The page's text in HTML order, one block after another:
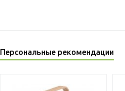
Персональные рекомендации